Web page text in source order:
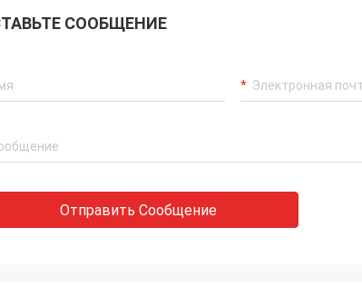
СООБЩЕНИЕ
Отправить Сообщение